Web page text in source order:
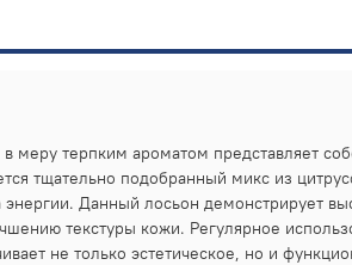
меру терпким ароматом представляет
тщательно подобранный микс из
Данный лосьон демонстрирует
текстуры кожи. Регулярное
не только эстетическое, но и